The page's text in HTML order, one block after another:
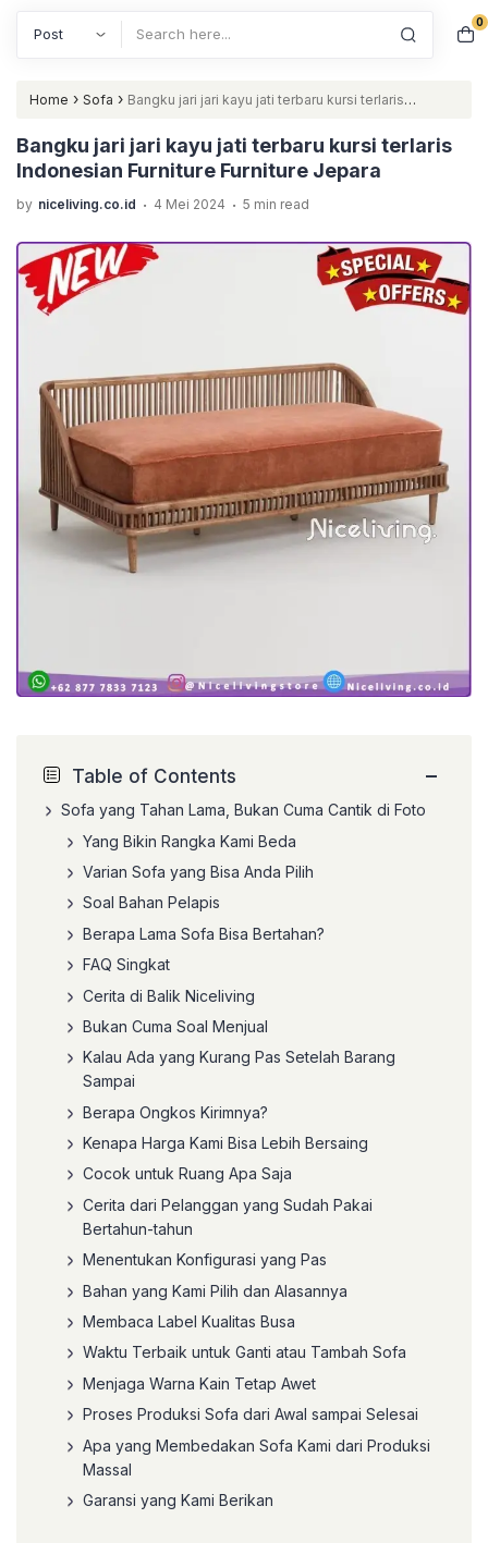
0
Home › Sofa › Bangku jari jari kayu jati terbaru kursi terlaris
Indonesian Furniture Furniture Jepara
Bangku jari jari kayu jati terbaru kursi terlaris
Indonesian Furniture Furniture Jepara
by niceliving.co.id . 4 Mei 2024 . 5 min read
Table of Contents −
Sofa yang Tahan Lama, Bukan Cuma Cantik di Foto
Yang Bikin Rangka Kami Beda
Varian Sofa yang Bisa Anda Pilih
Soal Bahan Pelapis
Berapa Lama Sofa Bisa Bertahan?
FAQ Singkat
Cerita di Balik Niceliving
Bukan Cuma Soal Menjual
Kalau Ada yang Kurang Pas Setelah Barang
Sampai
Berapa Ongkos Kirimnya?
Kenapa Harga Kami Bisa Lebih Bersaing
Cocok untuk Ruang Apa Saja
Cerita dari Pelanggan yang Sudah Pakai
Bertahun-tahun
Menentukan Konfigurasi yang Pas
Bahan yang Kami Pilih dan Alasannya
Membaca Label Kualitas Busa
Waktu Terbaik untuk Ganti atau Tambah Sofa
Menjaga Warna Kain Tetap Awet
Proses Produksi Sofa dari Awal sampai Selesai
Apa yang Membedakan Sofa Kami dari Produksi
Massal
Garansi yang Kami Berikan